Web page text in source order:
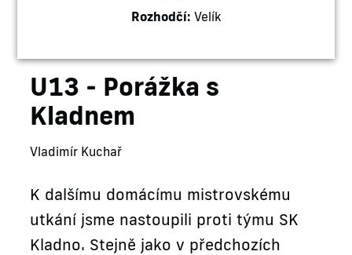
Rozhodčí: Velík
U13 - Porážka s
Kladnem
Vladimír Kuchař
K dalšímu domácímu mistrovskému
utkání jsme nastoupili proti týmu SK
Kladno. Stejně jako v předchozích